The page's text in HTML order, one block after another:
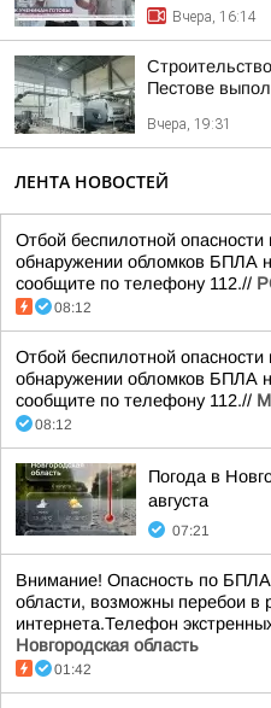
Вчера, 16:14
Пестове
Вчера, 19:31
ЛЕНТА НОВОСТЕЙ
Отбой беспилотной
обнаружении обломков БПЛА
сообщите по телефону 112.//
08:12
Отбой беспилотной
обнаружении обломков БПЛА
сообщите по телефону 112.//
08:12
Погода в
августа
07:21
Внимание! Опасность по БПЛА
области, возможны перебои в
интернета.Телефон
Новгородская область
01:42